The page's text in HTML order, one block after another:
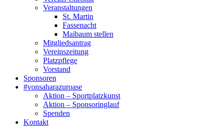
Veranstaltungen
St. Martin
Fassenacht
Maibaum stellen
Mitgliedsantrag
Vereinszeitung
Platzpflege
Vorstand
Sponsoren
#vonsaharazuroase
Aktion – Sportplatzkunst
Aktion – Sponsoringlauf
Spenden
Kontakt